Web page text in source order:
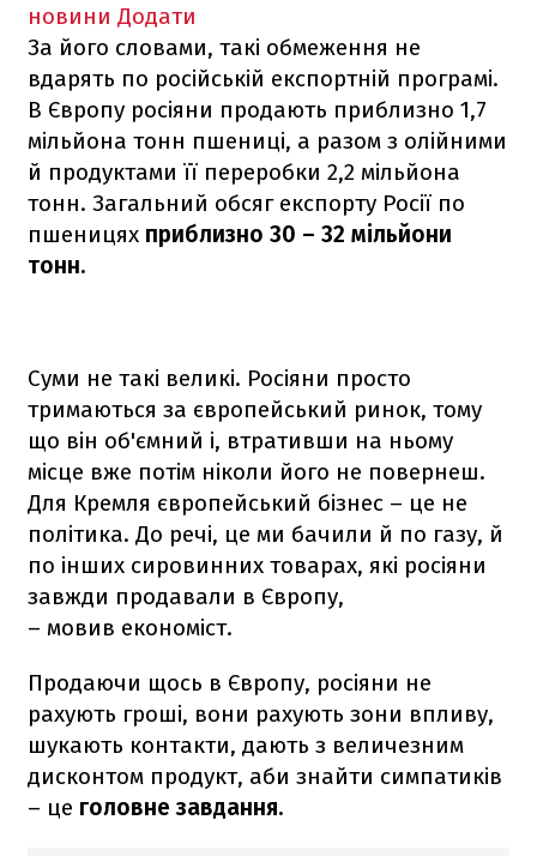
новини Додати
За його словами, такі обмеження не
вдарять по російській експортній програмі.
В Європу росіяни продають приблизно 1,7
мільйона тонн пшениці, а разом з олійними
й продуктами її переробки 2,2 мільйона
тонн. Загальний обсяг експорту Росії по
пшеницях приблизно 30 – 32 мільйони
тонн.
Суми не такі великі. Росіяни просто
тримаються за європейський ринок, тому
що він об'ємний і, втративши на ньому
місце вже потім ніколи його не повернеш.
Для Кремля європейський бізнес – це не
політика. До речі, це ми бачили й по газу, й
по інших сировинних товарах, які росіяни
завжди продавали в Європу,
– мовив економіст.
Продаючи щось в Європу, росіяни не
рахують гроші, вони рахують зони впливу,
шукають контакти, дають з величезним
дисконтом продукт, аби знайти симпатиків
– це головне завдання.